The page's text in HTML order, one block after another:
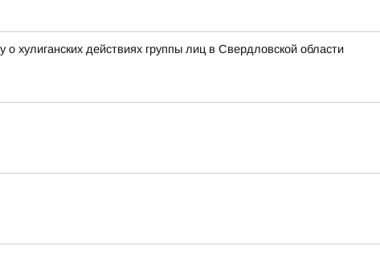
хулиганских действиях группы лиц в Свердловской области